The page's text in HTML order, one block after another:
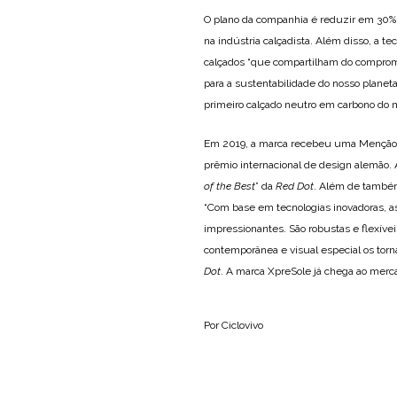
O plano da companhia é reduzir em
na indústria calçadista. Além disso, a
calçados “que compartilham do
para a sustentabilidade do nosso
primeiro calçado neutro em carbono do
Em 2019, a marca recebeu uma
prêmio internacional de design alemão.
of the Best” da Red Dot. Além de
“Com base em tecnologias inovadoras,
impressionantes. São robustas e
contemporânea e visual especial os
Dot. A marca XpreSole já chega ao
Por Ciclovivo